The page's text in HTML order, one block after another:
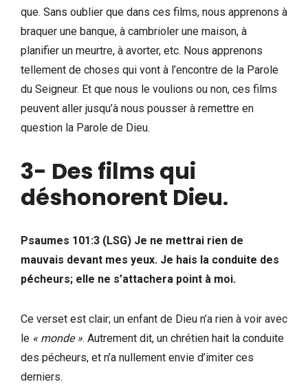
que. Sans oublier que dans ces films, nous apprenons à
braquer une banque, à cambrioler une maison, à
planifier un meurtre, à avorter, etc. Nous apprenons
tellement de choses qui vont à l’encontre de la Parole
du Seigneur. Et que nous le voulions ou non, ces films
peuvent aller jusqu’à nous pousser à remettre en
question la Parole de Dieu.
3- Des films qui
déshonorent Dieu.
Psaumes 101:3 (LSG) Je ne mettrai rien de
mauvais devant mes yeux. Je hais la conduite des
pécheurs; elle ne s’attachera point à moi.
Ce verset est clair; un enfant de Dieu n’a rien à voir avec
le « monde ». Autrement dit, un chrétien hait la conduite
des pécheurs, et n’a nullement envie d’imiter ces
derniers.